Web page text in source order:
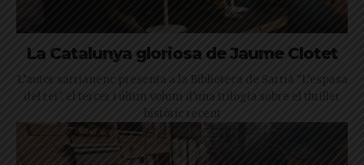
La Catalunya gloriosa de Jaume Clotet
L’autor sarrianenc presenta a la Biblioteca de Sarrià "L'espasa
del rei", el tercer i últim volum d'una trilogia sobre el thriller
històric recent